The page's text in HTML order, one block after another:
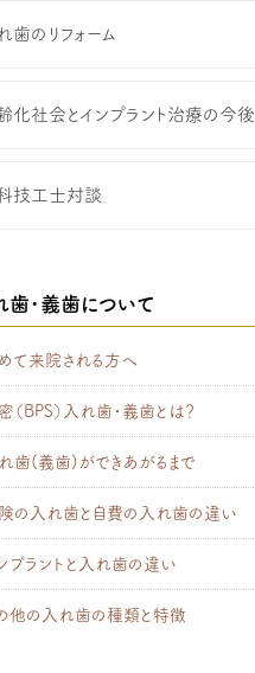
歯のリフォーム
化社会とインプラント治療の今後
技工士対談
歯･義歯について
て来院される方へ
（BPS）入れ歯・義歯とは？
歯(義歯)ができあがるまで
の入れ歯と自費の入れ歯の違い
プラントと入れ歯の違い
他の入れ歯の種類と特徴